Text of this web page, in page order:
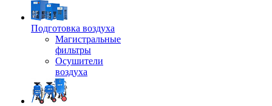
Подготовка воздуха
Магистральные
фильтры
Осушители
воздуха